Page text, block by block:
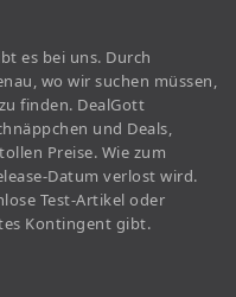
es bei uns. Durch
wo wir suchen müssen,
finden. DealGott
und Deals,
Preise. Wie zum
Datum verlost wird.
Test-Artikel oder
Kontingent gibt.